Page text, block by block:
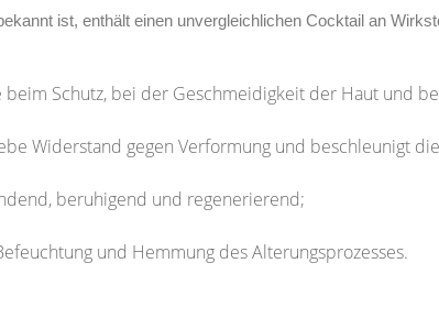
ist, enthält einen unvergleichlichen Cocktail an
Schutz, bei der Geschmeidigkeit der Haut und
Widerstand gegen Verformung und beschleunigt
beruhigend und regenerierend;
und Hemmung des Alterungsprozesses.